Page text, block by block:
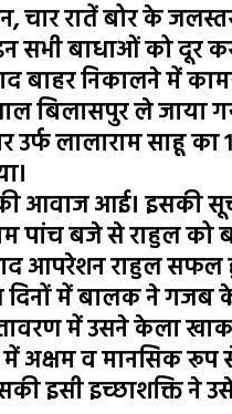
चार रातें बोर के
सभी बाधाओं को दूर
निकालने में
बिलासपुर ले जाया
उर्फ लालाराम साहू
आवाज आई। इसकी
पांच बजे से राहुल
आपरेशन राहुल सफल
दिनों में बालक ने गजब
में उसने केला
अक्षम व मानसिक
इसी इच्छाशक्ति ने उसे